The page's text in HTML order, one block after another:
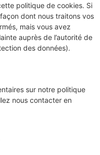
politique de cookies. Si
dont nous traitons vos
mais vous avez
auprès de l’autorité de
des données).
sur notre politique
nous contacter en